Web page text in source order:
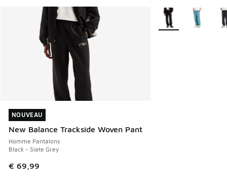
NOUVEAU
New Balance Trackside Woven Pant
Homme Pantalons
Black - Slate Grey
€ 69,99
NOUVEAU
Plus de couleurs